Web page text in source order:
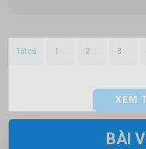
Tất cả 1 2 3
XEM
BÀI